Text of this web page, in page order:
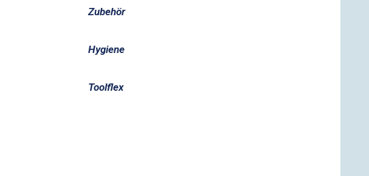
Zubehör
Hygiene
Toolflex